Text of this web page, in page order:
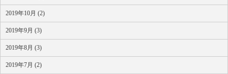
2019年10月 (2)
2019年9月 (3)
2019年8月 (3)
2019年7月 (2)